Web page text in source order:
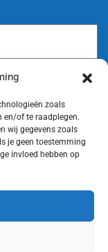
zoals
en/of te raadplegen.
wij gegevens zoals
je geen toestemming
invloed hebben op